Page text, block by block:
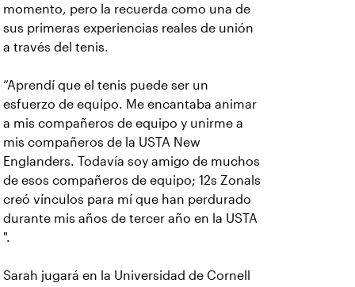
momento, pero la recuerda como una de
sus primeras experiencias reales de unión
a través del tenis.
“Aprendí que el tenis puede ser un
esfuerzo de equipo. Me encantaba animar
a mis compañeros de equipo y unirme a
mis compañeros de la USTA New
Englanders. Todavía soy amigo de muchos
de esos compañeros de equipo; 12s Zonals
creó vínculos para mí que han perdurado
durante mis años de tercer año en la USTA
".
Sarah jugará en la Universidad de Cornell